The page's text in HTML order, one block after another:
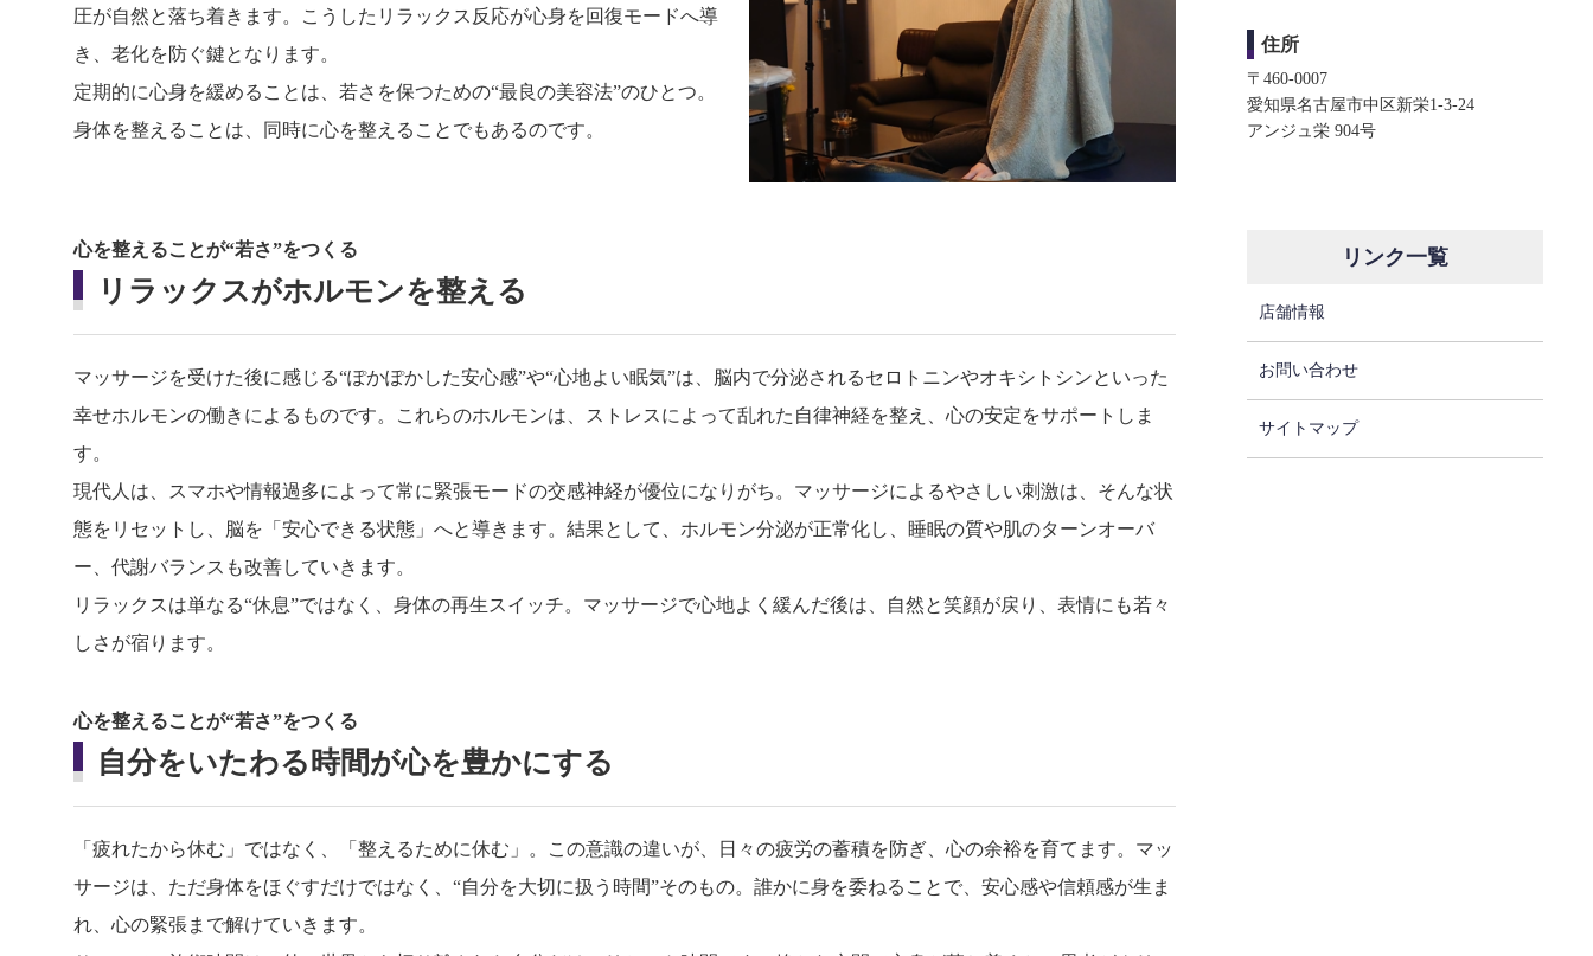
圧が自然と落ち着きます。こうしたリラックス反応が心身を回復モードへ導
き、老化を防ぐ鍵となります。
定期的に心身を緩めることは、若さを保つための“最良の美容法”のひとつ。
身体を整えることは、同時に心を整えることでもあるのです。
心を整えることが“若さ”をつくる
リラックスがホルモンを整える
マッサージを受けた後に感じる“ぽかぽかした安心感”や“心地よい眠気”は、脳内で分泌されるセロトニンやオキシトシンといった
幸せホルモンの働きによるものです。これらのホルモンは、ストレスによって乱れた自律神経を整え、心の安定をサポートしま
す。
現代人は、スマホや情報過多によって常に緊張モードの交感神経が優位になりがち。マッサージによるやさしい刺激は、そんな状
態をリセットし、脳を「安心できる状態」へと導きます。結果として、ホルモン分泌が正常化し、睡眠の質や肌のターンオーバ
ー、代謝バランスも改善していきます。
リラックスは単なる“休息”ではなく、身体の再生スイッチ。マッサージで心地よく緩んだ後は、自然と笑顔が戻り、表情にも若々
しさが宿ります。
心を整えることが“若さ”をつくる
自分をいたわる時間が心を豊かにする
「疲れたから休む」ではなく、「整えるために休む」。この意識の違いが、日々の疲労の蓄積を防ぎ、心の余裕を育てます。マッ
サージは、ただ身体をほぐすだけではなく、“自分を大切に扱う時間”そのもの。誰かに身を委ねることで、安心感や信頼感が生ま
れ、心の緊張まで解けていきます。
住所
〒460-0007
愛知県名古屋市中区新栄1-3-24
アンジュ栄 904号
リンク一覧
店舗情報
お問い合わせ
サイトマップ